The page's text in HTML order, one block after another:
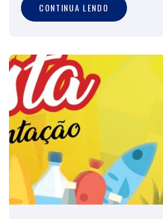
CONTINUA LENDO